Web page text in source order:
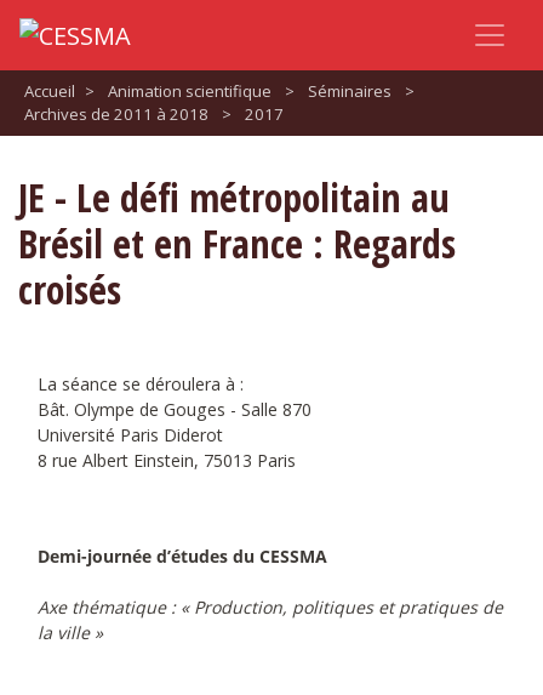
Accueil > Animation scientifique > Séminaires
>
Archives de 2011 à 2018
> 2017
JE - Le défi métropolitain au
Brésil et en France : Regards
croisés
La séance se déroulera à :
Bât. Olympe de Gouges - Salle 870
Université Paris Diderot
8 rue Albert Einstein, 75013 Paris
Demi-journée d’études du CESSMA
Axe thématique : « Production, politiques et pratiques de
la ville »